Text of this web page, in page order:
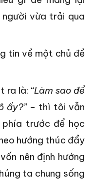
vừa trải qua
tin về một chủ đề
ra là: “Làm sao để
ấy?”– thì tôi vẫn
trước để học
hướng thúc đẩy
nên định hướng
ta chung sống